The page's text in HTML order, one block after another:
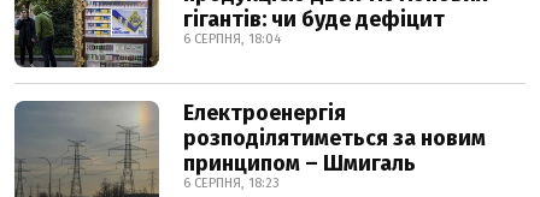
гігантів: чи буде дефіцит
6 СЕРПНЯ, 18:04
Електроенергія
розподілятиметься за новим
принципом – Шмигаль
6 СЕРПНЯ, 18:23